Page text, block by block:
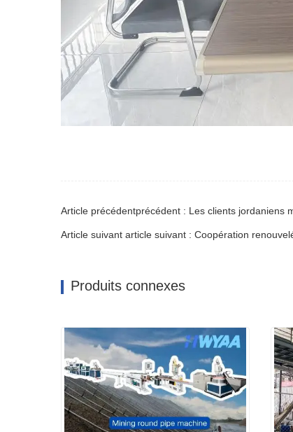
Article suivant article suivant : Coopération
Produits connexes